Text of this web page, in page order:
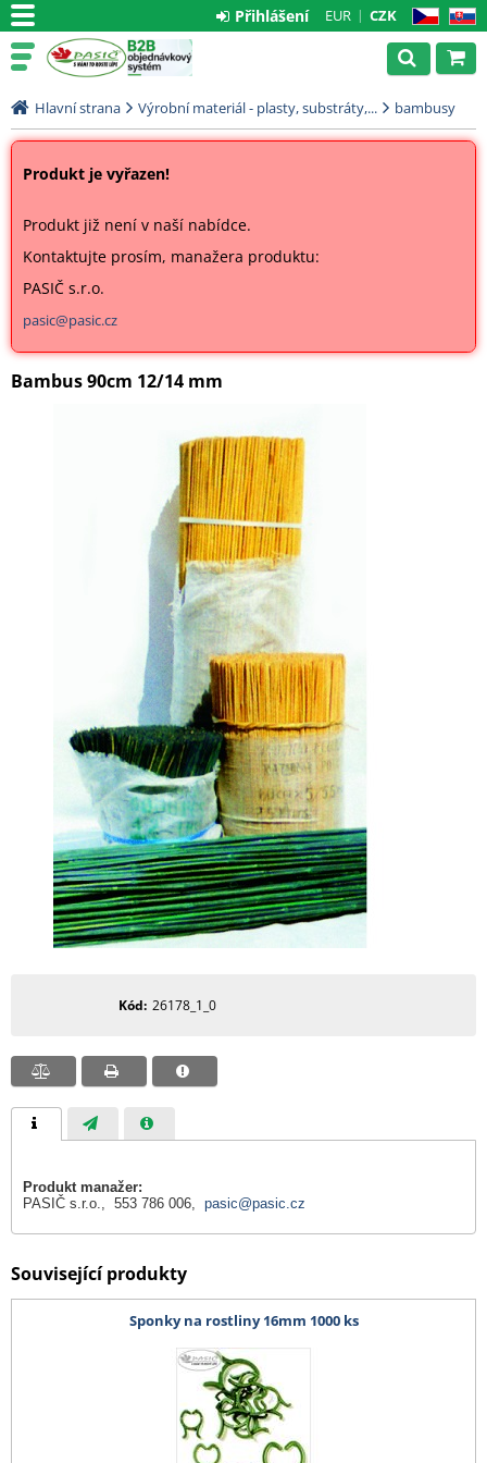
CZ SK
EUR CZK
Přihlášení
Hlavní strana Výrobní materiál - plasty, substráty,... bambusy
Produkt je vyřazen!
Produkt již není v naší nabídce.
Kontaktujte prosím, manažera produktu:
PASIČ s.r.o.
pasic@pasic.cz
Bambus 90cm 12/14 mm
Kód 26178_1_0
Produkt manažer:
PASIČ s.r.o., 553 786 006, pasic@pasic.cz
Související produkty
Sponky na rostliny 16mm 1000 ks